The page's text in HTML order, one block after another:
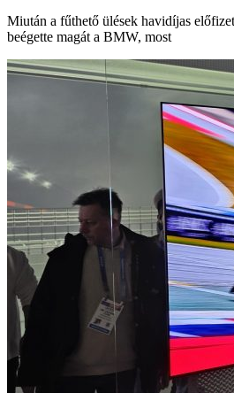
Miután a fűthető ülések havidíjas
beégette magát a BMW, most